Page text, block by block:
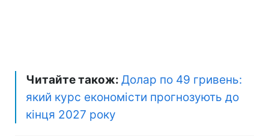
Читайте також: Долар по 49 гривень:
який курс економісти прогнозують до
кінця 2027 року